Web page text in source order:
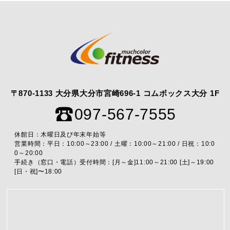
〒870-1133 大分県大分市宮崎696-1 コムボックス大分 1F
097-567-7555
休館日：木曜日及び年末年始等
営業時間：平日：10:00～23:00 / 土曜：10:00～21:00 / 日祝：10:0
0～20:00
手続き（窓口・電話）受付時間：[月～金]11:00～21:00 [土]～19:00
[日・祝]〜18:00